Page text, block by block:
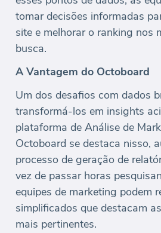
tomar decisões informadas
site e melhorar o ranking nos
busca.
A Vantagem do Octoboard
Um dos desafios com dados
transformá-los em insights
plataforma de Análise de
Octoboard se destaca nisso,
processo de geração de
vez de passar horas
equipes de marketing podem
simplificados que destacam
mais pertinentes.